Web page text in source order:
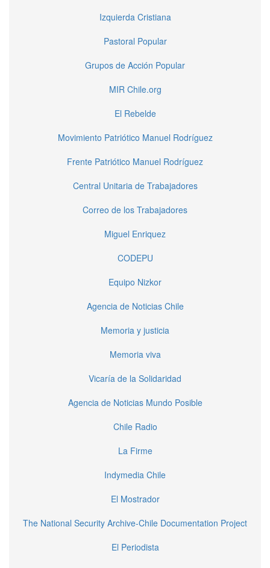
Izquierda Cristiana
Pastoral Popular
Grupos de Acción Popular
MIR Chile.org
El Rebelde
Movimiento Patriótico Manuel Rodríguez
Frente Patriótico Manuel Rodríguez
Central Unitaria de Trabajadores
Correo de los Trabajadores
Miguel Enriquez
CODEPU
Equipo Nizkor
Agencia de Noticias Chile
Memoria y justicia
Memoria viva
Vicaría de la Solidaridad
Agencia de Noticias Mundo Posible
Chile Radio
La Firme
Indymedia Chile
El Mostrador
The National Security Archive-Chile Documentation Project
El Periodista